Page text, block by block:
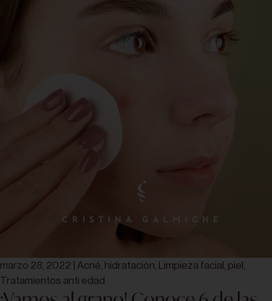
marzo 28, 2022 Acné, hidratación, Limpieza facial , piel ,
Tratamientos anti edad